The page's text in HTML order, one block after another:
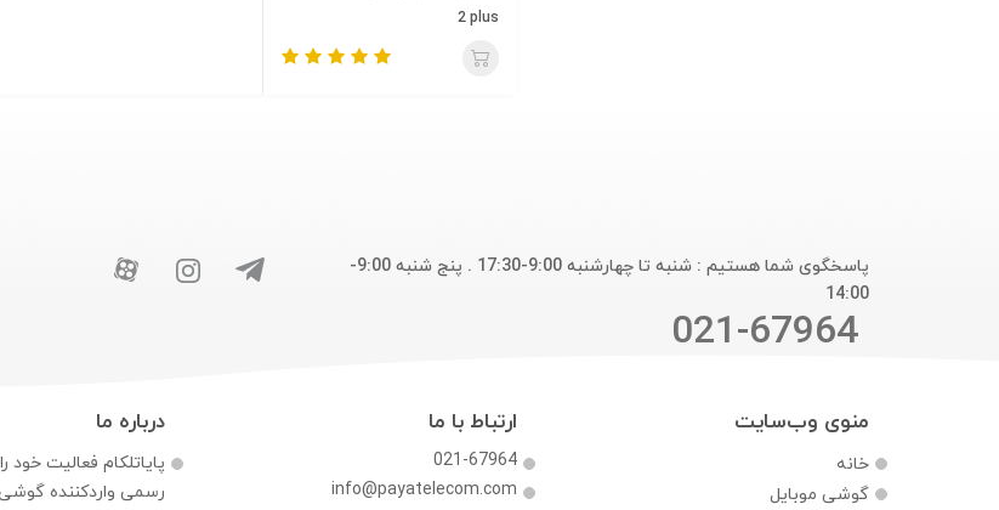
2 plus
پاسخگوی شما هستیم : شنبه تا چهارشنبه 9:00-17:30 . پنج شنبه 9:00-
14:00
021-67964
منوی وب‌سایت
خانه
گوشی موبایل
ارتباط با ما
021-67964
info@payatelecom.com
درباره ما
پایاتلکام فعالیت
رسمی وارد‌کننده